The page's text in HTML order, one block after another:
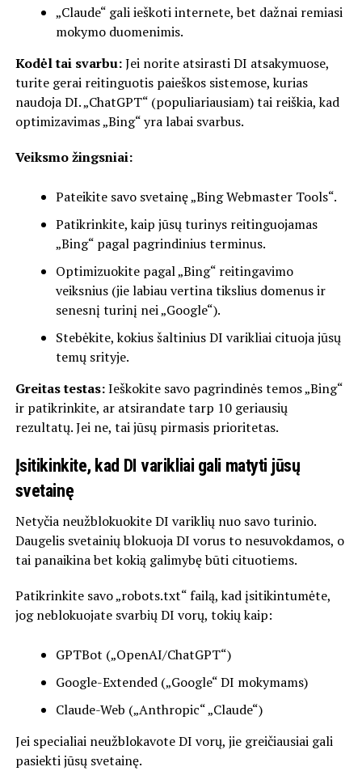
„Claude“ gali ieškoti internete, bet dažnai remiasi
mokymo duomenimis.
Kodėl tai svarbu:Jei norite atsirasti DI atsakymuose,
turite gerai reitinguotis paieškos sistemose, kurias
naudoja DI. „ChatGPT“ (populiariausiam) tai reiškia, kad
optimizavimas „Bing“ yra labai svarbus.
Veiksmo žingsniai:
Pateikite savo svetainę „Bing Webmaster Tools“.
Patikrinkite, kaip jūsų turinys reitinguojamas
„Bing“ pagal pagrindinius terminus.
Optimizuokite pagal „Bing“ reitingavimo
veiksnius (jie labiau vertina tikslius domenus ir
senesnį turinį nei „Google“).
Stebėkite, kokius šaltinius DI varikliai cituoja jūsų
temų srityje.
Greitas testas:Ieškokite savo pagrindinės temos „Bing“
ir patikrinkite, ar atsirandate tarp 10 geriausių
rezultatų. Jei ne, tai jūsų pirmasis prioritetas.
Įsitikinkite, kad DI varikliai gali matyti jūsų
svetainę
Netyčia neužblokuokite DI variklių nuo savo turinio.
Daugelis svetainių blokuoja DI vorus to nesuvokdamos, o
tai panaikina bet kokią galimybę būti cituotiems.
Patikrinkite savo „robots.txt“ failą, kad įsitikintumėte,
jog neblokuojate svarbių DI vorų, tokių kaip:
GPTBot („OpenAI/ChatGPT“)
Google-Extended („Google“ DI mokymams)
Claude-Web („Anthropic“ „Claude“)
Jei specialiai neužblokavote DI vorų, jie greičiausiai gali
pasiekti jūsų svetainę.